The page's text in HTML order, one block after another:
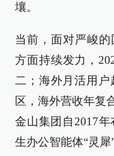
壤。
当前，面对严峻
方面持续发力，
二；海外月活用
区，海外营收年复
金山集团自2017
生办公智能体“灵犀”